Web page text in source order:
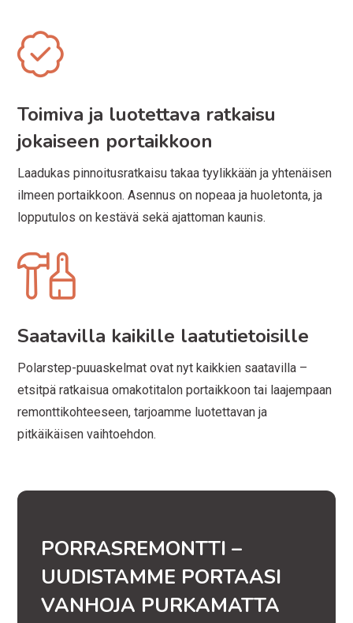
Toimiva ja luotettava ratkaisu
jokaiseen portaikkoon
Laadukas pinnoitusratkaisu takaa tyylikkään ja yhtenäisen
ilmeen portaikkoon. Asennus on nopeaa ja huoletonta, ja
lopputulos on kestävä sekä ajattoman kaunis.
Saatavilla kaikille laatutietoisille
Polarstep-puuaskelmat ovat nyt kaikkien saatavilla –
etsitpä ratkaisua omakotitalon portaikkoon tai laajempaan
remonttikohteeseen, tarjoamme luotettavan ja
pitkäikäisen vaihtoehdon.
PORRASREMONTTI –
UUDISTAMME PORTAASI
VANHOJA PURKAMATTA